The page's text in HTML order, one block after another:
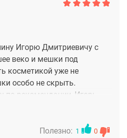
Игорю Дмитриевичу с
веко и мешки под
косметикой уже не
особо не скрыть.
по рекомендации, Игорь
мной онлайн консультацию,
и планировала прилететь
и получилось после
Полезно: 1 0